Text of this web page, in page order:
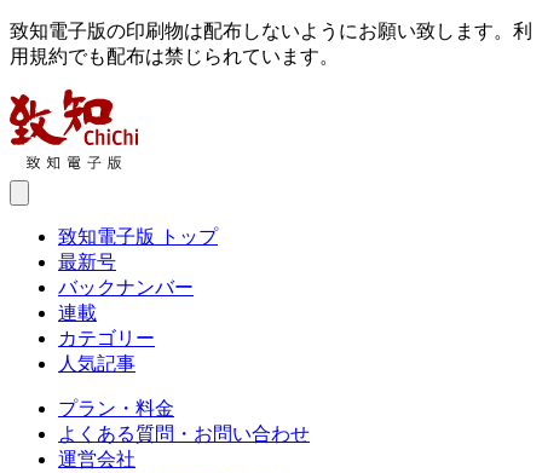
致知電子版の印刷物は配布しないようにお願い致します。利
用規約でも配布は禁じられています。
致知電子版 トップ
最新号
バックナンバー
連載
カテゴリー
人気記事
プラン・料金
よくある質問・お問い合わせ
運営会社